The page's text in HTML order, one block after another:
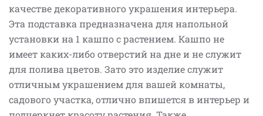
качестве декоративного украшения интерьера.
Эта подставка предназначена для напольной
установки на 1 кашпо с растением. Кашпо не
имеет каких-либо отверстий на дне и не служит
для полива цветов. Зато это изделие служит
отличным украшением для вашей комнаты,
садового участка, отлично впишется в интерьер и